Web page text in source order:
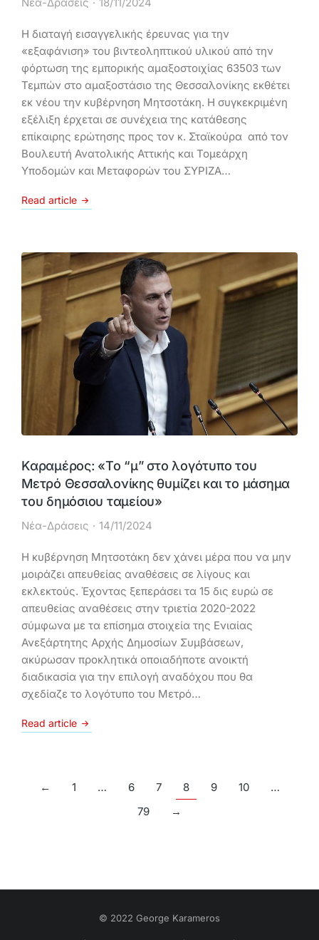
Η διαταγή εισαγγελικής έρευνας για την
«εξαφάνιση» του βιντεοληπτικού υλικού από την
φόρτωση της εμπορικής αμαξοστοιχίας 63503 των
Τεμπών στο αμαξοστάσιο της Θεσσαλονίκης εκθέτει
εκ νέου την κυβέρνηση Μητσοτάκη. Η συγκεκριμένη
εξέλιξη έρχεται σε συνέχεια της κατάθεσης
επίκαιρης ερώτησης προς τον κ. Σταϊκούρα από τον
Βουλευτή Ανατολικής Αττικής και Τομεάρχη
Υποδομών και Μεταφορών του ΣΥΡΙΖΑ…
Read article
Kαραμέρος: «Το “μ” στο λογότυπο του
Μετρό Θεσσαλονίκης θυμίζει και το μάσημα
του δημόσιου ταμείου»
Νέα-Δράσεις 14/11/2024
Η κυβέρνηση Μητσοτάκη δεν χάνει μέρα που να μην
μοιράζει απευθείας αναθέσεις σε λίγους και
εκλεκτούς. Έχοντας ξεπεράσει τα 15 δις ευρώ σε
απευθείας αναθέσεις στην τριετία 2020-2022
σύμφωνα με τα επίσημα στοιχεία της Ενιαίας
Ανεξάρτητης Αρχής Δημοσίων Συμβάσεων,
ακύρωσαν προκλητικά οποιαδήποτε ανοικτή
διαδικασία για την επιλογή αναδόχου που θα
σχεδίαζε το λογότυπο του Μετρό…
Read article
← 1 … 6 7 8 9 10
…
79
→
© 2022 George Karameros